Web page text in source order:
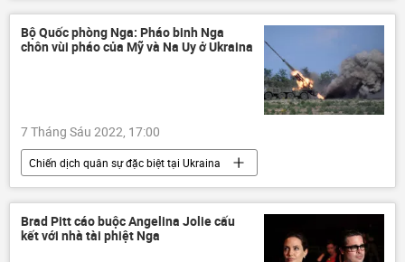
khí đốt
Hoa Kỳ
Bộ Quốc phòng Nga: Pháo binh Nga
chôn vùi pháo của Mỹ và Na Uy ở Ukraina
7 Tháng Sáu 2022, 17:00
Chiến dịch quân sự đặc biệt tại Ukraina
Thế giới
Nga
Ukraina
Cuộc khủng hoảng ở Ukraina
LNR
DNR
Quân sự
Brad Pitt cáo buộc Angelina Jolie cấu
kết với nhà tài phiệt Nga